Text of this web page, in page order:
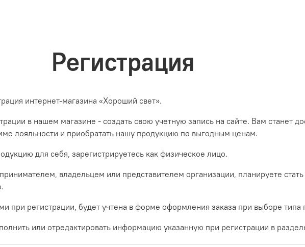
Регистрация
интернет-магазина «Хороший свет».
в нашем магазине - создать свою учетную запись на сайте. Вам станет
лояльности и приобратать нашу продукцию по выгодным ценам.
для себя, зарегистрируетесь как физическое лицо.
владельцем или представителем организации, планируете
при регистрации, будет учтена в форме оформления заказа при выборе типа
или отредактировать информацию указанную при регистрации в